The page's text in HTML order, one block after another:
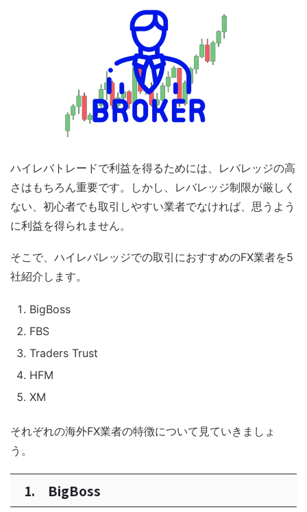
ハイレバトレードで利益を得るためには、レバレッジの高
さはもちろん重要です。しかし、レバレッジ制限が厳しく
ない、初心者でも取引しやすい業者でなければ、思うよう
に利益を得られません。
そこで、ハイレバレッジでの取引におすすめのFX業者を5
社紹介します。
BigBoss
FBS
Traders Trust
HFM
XM
それぞれの海外FX業者の特徴について見ていきましょ
う。
1. BigBoss